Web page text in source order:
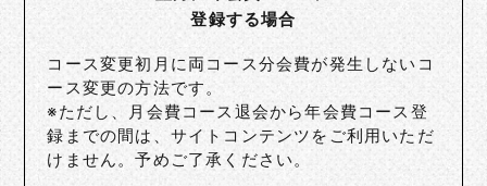
登録する場合
コース変更初月に両コース分会費が発生しないコ
ース変更の方法です。
※ただし、月会費コース退会から年会費コース登
録までの間は、サイトコンテンツをご利用いただ
けません。予めご了承ください。